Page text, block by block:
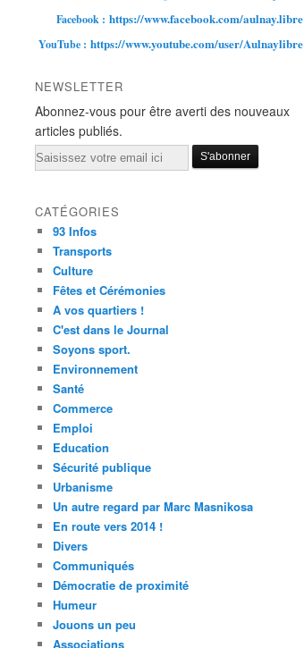
Facebook : https://www.facebook.com/aulnay.libre
YouTube : https://www.youtube.com/user/Aulnaylibre
NEWSLETTER
Abonnez-vous pour être averti des nouveaux
articles publiés.
Email
CATÉGORIES
93 Infos
Transports
Culture
Fêtes et Cérémonies
A vos quartiers !
C'est dans le Journal
Soyons sport.
Environnement
Santé
Commerce
Emploi
Education
Sécurité publique
Urbanisme
Un autre regard par Marc Masnikosa
En route vers 2014 !
Divers
Communiqués
Démocratie de proximité
Humeur
Jouons un peu
Associations